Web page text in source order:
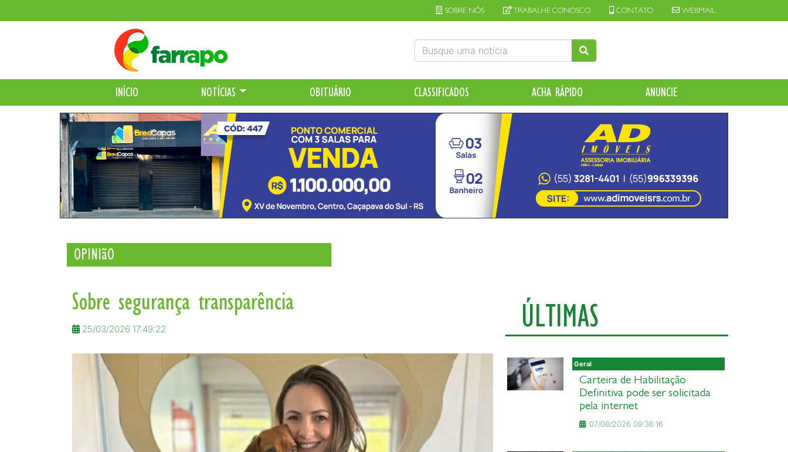
SOBRE NÓS TRABALHE CONOSCO CONTATO WEBMAIL
INÍCIO NOTÍCIAS OBITUÁRIO CLASSIFICADOS ACHA RÁPIDO ANUNCIE
OPINIãO
Sobre segurança transparência
25/03/2026 17:49:22 ÚLTIMAS
Geral
Carteira de Habilitação
Definitiva pode ser solicitada
pela internet
07/08/2026 09:36:16